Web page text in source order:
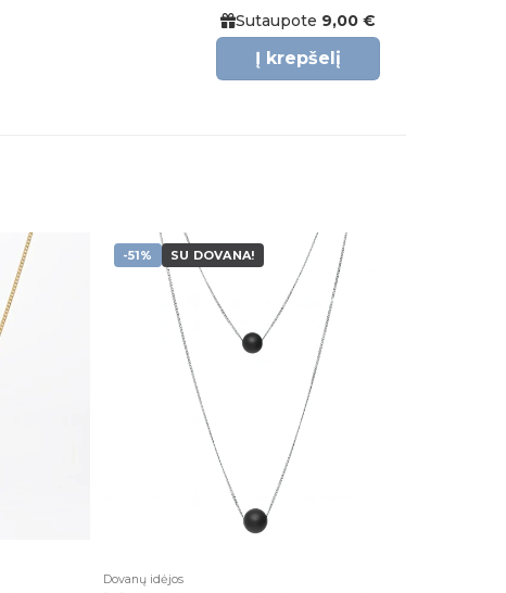
5,00 €.3,50 €.
Sutaupote 9,00 €
Į krepšelį
-51% SU DOVANA!
Dovanų idėjos